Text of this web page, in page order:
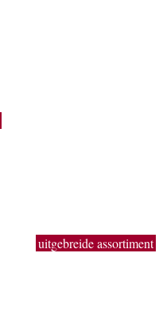
uitgebreide assortiment